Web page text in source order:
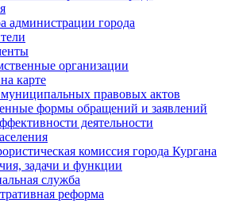
администрации города
организации
карте
правовых актов
формы обращений и заявлений
деятельности
комиссия города Кургана
задачи и функции
служба
реформа